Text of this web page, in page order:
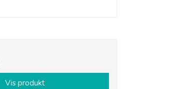
Vis produkt